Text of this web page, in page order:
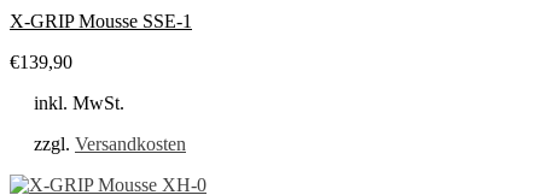
X-GRIP Mousse SSE-1
€139,90
inkl. MwSt.
zzgl. Versandkosten